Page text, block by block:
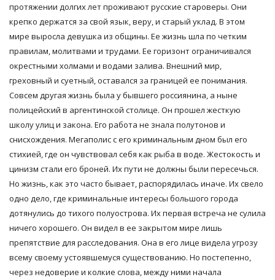
протяжении долгих лет проживают русские староверы. Они
крепко держатся за свой язык, веру, и старый уклад. В этом
мире выросла девушка из общины. Ее жизнь шла по четким
правилам, молитвами и трудами. Ее горизонт ограничивался
окрестными холмами и водами залива. Внешний мир,
греховный и суетный, оставался за границей ее понимания.
Совсем другая жизнь была у бывшего россиянина, а ныне
полицейский в аргентинской столице. Он прошел жесткую
школу улиц и закона. Его работа не знала полутонов и
снисхождения. Мегаполис с его криминальным дном был его
стихией, где он чувствовал себя как рыба в воде. Жестокость и
цинизм стали его броней. Их пути не должны были пересечься.
Но жизнь, как это часто бывает, распорядилась иначе. Их свело
одно дело, где криминальные интересы большого города
дотянулись до тихого полуострова. Их первая встреча не сулила
ничего хорошего. Он видел в ее закрытом мире лишь
препятствие для расследования. Она в его лице видела угрозу
всему своему устоявшемуся существованию. Но постепенно,
через недоверие и колкие слова, между ними начала